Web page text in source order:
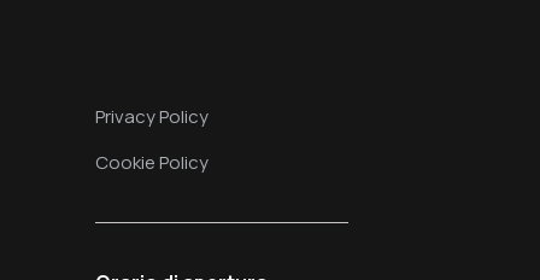
Privacy Policy
Cookie Policy